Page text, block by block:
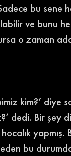
bu sene
ve bunu
o zaman
kim?’ diye
dedi. Bir şey
yapmış.
bu